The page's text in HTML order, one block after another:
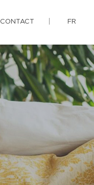
CONTACT FR